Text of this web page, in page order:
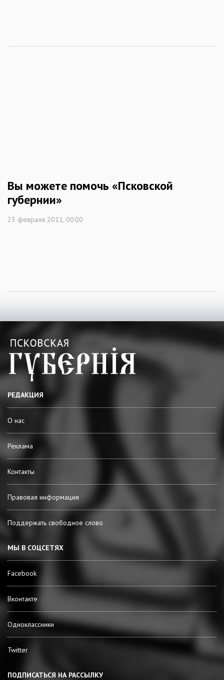
Вы можете помочь «Псковской
губернии»
23 февраля 2011, 00:00
РЕДАКЦИЯ
О нас
Реклама
Контакты
Правовая информация
Поддержать свободное слово
МЫ В СОЦСЕТЯХ
Facebook
Вконтакте
Одноклассники
Twitter
ПОДПИСАТЬСЯ НА РАССЫЛКУ